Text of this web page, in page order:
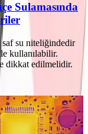
Sulamasında
saf su niteliğindedir
kullanılabilir.
dikkat edilmelidir.